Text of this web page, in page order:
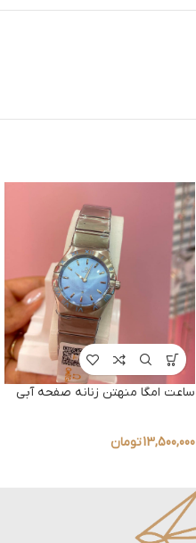
ساعت امگا منهتن زنانه صفحه آبی
13,500,000تومان